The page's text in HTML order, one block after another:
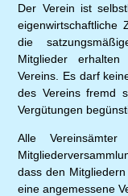
Der Verein ist
eigenwirtschaftliche
die
Mitglieder
Vereins. Es darf
des Vereins fremd
Vergütungen
Alle
dass den
eine angemessene